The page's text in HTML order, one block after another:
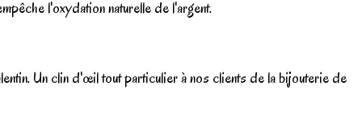
l'oxydation naturelle de l'argent.
Un clin d'œil tout particulier à nos clients de la bijouterie de